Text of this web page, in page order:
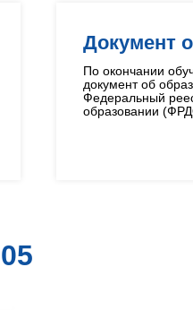
Документ
По окончании
документ об
Федеральный
образовании